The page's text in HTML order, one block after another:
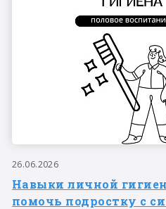
26.06.2026
Навыки личной
помочь подростку с